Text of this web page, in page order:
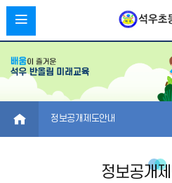
HOME 정보공개제도안내
정보공개